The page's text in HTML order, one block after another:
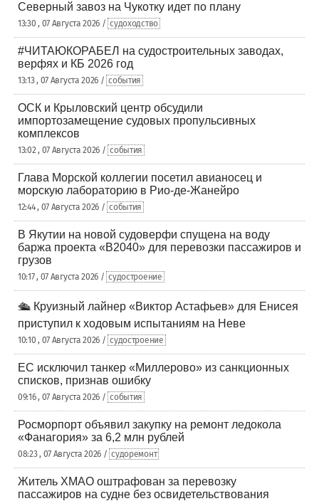
Северный завоз на Чукотку идет по плану
13:30 , 07 Августа 2026 / судоходство
#ЧИТАЮКОРАБЕЛ на судостроительных заводах,
верфях и КБ 2026 год
13:13 , 07 Августа 2026 / события
ОСК и Крыловский центр обсудили
импортозамещение судовых пропульсивных
комплексов
13:02 , 07 Августа 2026 / события
Глава Морской коллегии посетил авианосец и
морскую лабораторию в Рио-де-Жанейро
12:44 , 07 Августа 2026 / события
В Якутии на новой судоверфи спущена на воду
баржа проекта «В2040» для перевозки пассажиров и
грузов
10:17 , 07 Августа 2026 / судостроение
🛳️ Круизный лайнер «Виктор Астафьев» для Енисея
приступил к ходовым испытаниям на Неве
10:10 , 07 Августа 2026 / судостроение
ЕС исключил танкер «Миллерово» из санкционных
списков, признав ошибку
09:16 , 07 Августа 2026 / события
Росморпорт объявил закупку на ремонт ледокола
«Фанагория» за 6,2 млн рублей
08:23 , 07 Августа 2026 / судоремонт
Житель ХМАО оштрафован за перевозку
пассажиров на судне без освидетельствования